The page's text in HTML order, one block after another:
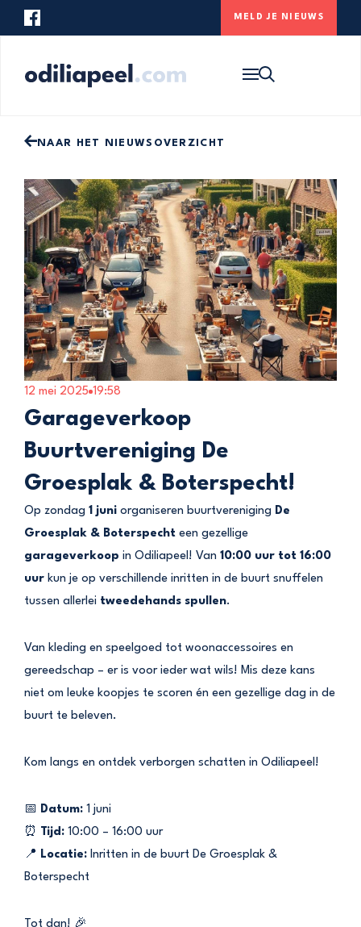
MELD JE NIEUWS
NAAR HET NIEUWSOVERZICHT
12 mei 2025 19:58
Garageverkoop
Buurtvereniging De
Groesplak & Boterspecht!
Op zondag 1 juni organiseren buurtvereniging De
Groesplak & Boterspecht een gezellige
garageverkoop in Odiliapeel! Van 10:00 uur tot 16:00
uur kun je op verschillende inritten in de buurt snuffelen
tussen allerlei tweedehands spullen.
Van kleding en speelgoed tot woonaccessoires en
gereedschap – er is voor ieder wat wils! Mis deze kans
niet om leuke koopjes te scoren én een gezellige dag in de
buurt te beleven.
Kom langs en ontdek verborgen schatten in Odiliapeel!
📅 Datum: 1 juni
⏰
Tijd: 10:00 – 16:00 uur
📍 Locatie: Inritten in de buurt De Groesplak &
Boterspecht
Tot dan! 🎉
ONS DORP
MELD JE NIEUWS
onderstaande zoekbalk om de website te